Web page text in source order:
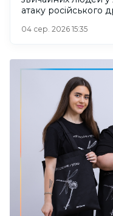
атаку російського
04 сер. 2026 15:35